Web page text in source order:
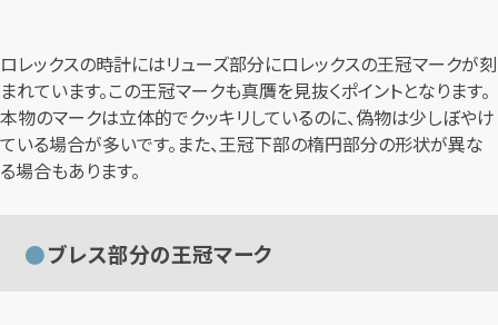
ロレックスの時計にはリューズ部分にロレックスの王冠マークが刻
まれています。この王冠マークも真贋を見抜くポイントとなります。
本物のマークは立体的でクッキリしているのに、偽物は少しぼやけ
ている場合が多いです。また、王冠下部の楕円部分の形状が異な
る場合もあります。
ブレス部分の王冠マーク